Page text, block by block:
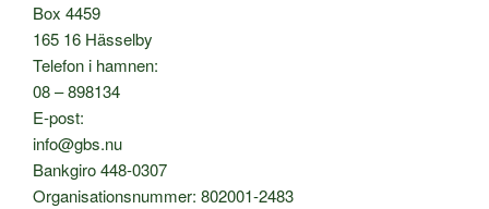
Box 4459
165 16 Hässelby
Telefon i hamnen:
08 – 898134
E-post:
info@gbs.nu
Bankgiro 448-0307
Organisationsnummer: 802001-2483